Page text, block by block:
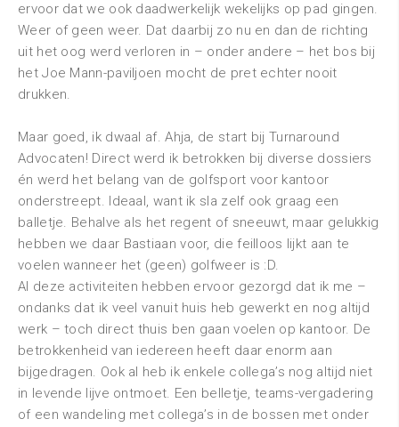
ervoor dat we ook daadwerkelijk wekelijks op pad gingen.
Weer of geen weer. Dat daarbij zo nu en dan de richting
uit het oog werd verloren in – onder andere – het bos bij
het Joe Mann-paviljoen mocht de pret echter nooit
drukken.
Maar goed, ik dwaal af. Ahja, de start bij Turnaround
Advocaten! Direct werd ik betrokken bij diverse dossiers
én werd het belang van de golfsport voor kantoor
onderstreept. Ideaal, want ik sla zelf ook graag een
balletje. Behalve als het regent of sneeuwt, maar gelukkig
hebben we daar Bastiaan voor, die feilloos lijkt aan te
voelen wanneer het (geen) golfweer is :D.
Al deze activiteiten hebben ervoor gezorgd dat ik me –
ondanks dat ik veel vanuit huis heb gewerkt en nog altijd
werk – toch direct thuis ben gaan voelen op kantoor. De
betrokkenheid van iedereen heeft daar enorm aan
bijgedragen. Ook al heb ik enkele collega’s nog altijd niet
in levende lijve ontmoet. Een belletje, teams-vergadering
of een wandeling met collega’s in de bossen met onder